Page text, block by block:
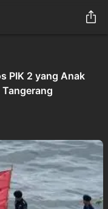
PIK 2 yang Anak
Tangerang